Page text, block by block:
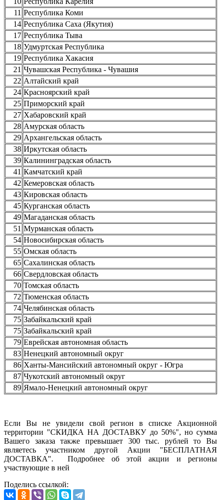
11 Республика Коми
14 Республика Саха (Якутия)
17 Республика Тыва
18 Удмуртская Республика
19 Республика Хакасия
21 Чувашская Республика - Чувашия
22 Алтайский край
24 Красноярский край
25 Приморский край
27 Хабаровский край
28 Амурская область
29 Архангельская область
38 Иркутская область
39 Калининградская область
41 Камчатский край
42 Кемеровская область
43 Кировская область
45 Курганская область
49 Магаданская область
51 Мурманская область
54 Новосибирская область
55 Омская область
65 Сахалинская область
66 Свердловская область
70 Томская область
72 Тюменская область
74 Челябинская область
75 Забайкальский край
75 Забайкальский край
79 Еврейская автономная область
83 Ненецкий автономный округ
86 Ханты-Мансийский автономный округ - Югра
87 Чукотский автономный округ
89 Ямало-Ненецкий автономный округ
Если Вы не увидели свой регион в списке Акционной
территории "СКИДКА НА ДОСТАВКУ до 50%", но сумма
Вашего заказа также превышает 300 тыс. рублей то Вы
являетесь участником другой Акции "БЕСПЛАТНАЯ
ДОСТАВКА". Подробнее об этой акции и регионы
участвующие в ней
Поделись ссылкой: